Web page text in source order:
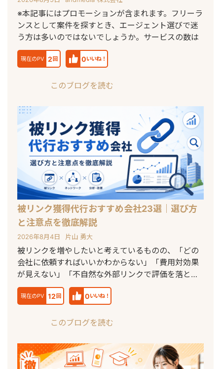
現在のPV 2 回 0いいね！
※本記事にはプロモーションが含まれます。フリーラ
ンスとして案件を探すとき、エージェント選びで迷
う方は多いのではないでしょうか。サービスの数は
このブログを読む
被リンク獲得代行おすすめ会社23選｜選び方
と注意点を徹底解説
2026年8月4日 片山 勇大
現在のPV 12 回 0いいね！
被リンクを増やしたいと考えているものの、「どの
会社に依頼すればいいかわからない」「費用対効果
が見えない」「不自然な外部リンクで評価を落とす
の
このブログを読む